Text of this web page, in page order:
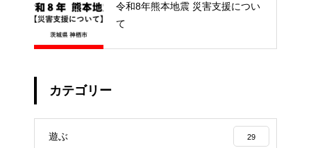
令和8年熊本地震 災害支援につい
て
カテゴリー
遊ぶ 29